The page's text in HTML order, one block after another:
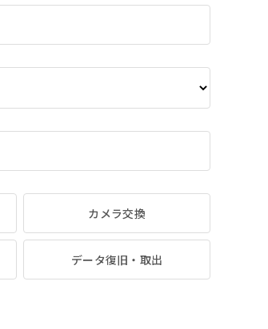
カメラ交換
データ復旧・取出